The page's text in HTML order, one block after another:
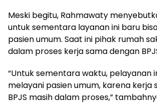
Meski begitu, Rahmawaty
untuk sementara layanan ini baru
pasien umum. Saat ini pihak rumah
dalam proses kerja sama dengan
“Untuk sementara waktu, pelayanan
melayani pasien umum, karena kerja
BPJS masih dalam proses,”